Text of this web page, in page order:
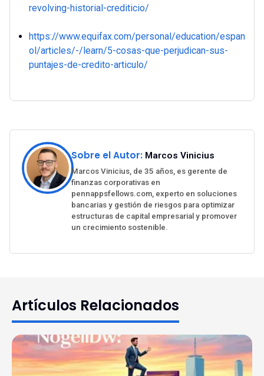
revolving-historial-crediticio/
https://www.equifax.com/personal/education/espan
ol/articles/-/learn/5-cosas-que-perjudican-sus-
puntajes-de-credito-articulo/
Sobre el Autor: Marcos Vinicius
Marcos Vinicius, de 35 años, es gerente de
finanzas corporativas en
pennappsfellows.com, experto en soluciones
bancarias y gestión de riesgos para optimizar
estructuras de capital empresarial y promover
un crecimiento sostenible.
Artículos Relacionados